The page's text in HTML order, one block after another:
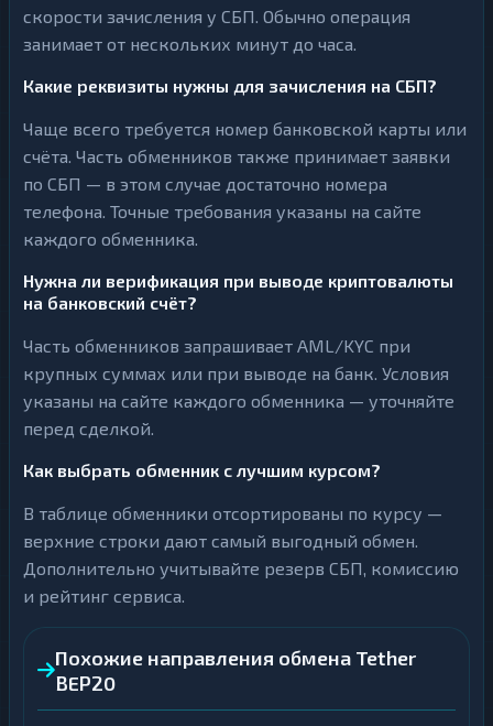
скорости зачисления у СБП. Обычно операция
занимает от нескольких минут до часа.
Какие реквизиты нужны для зачисления на СБП?
Чаще всего требуется номер банковской карты или
счёта. Часть обменников также принимает заявки
по СБП — в этом случае достаточно номера
телефона. Точные требования указаны на сайте
каждого обменника.
Нужна ли верификация при выводе криптовалюты
на банковский счёт?
Часть обменников запрашивает AML/KYC при
крупных суммах или при выводе на банк. Условия
указаны на сайте каждого обменника — уточняйте
перед сделкой.
Как выбрать обменник с лучшим курсом?
В таблице обменники отсортированы по курсу —
верхние строки дают самый выгодный обмен.
Дополнительно учитывайте резерв СБП, комиссию
и рейтинг сервиса.
Похожие направления обмена Tether
BEP20